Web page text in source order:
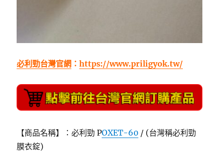
必利勁台灣官網 ：https://www.priligyok.tw/
【商品名稱】：必利勁 POXET-60 / (台灣稱必利勁
膜衣錠)